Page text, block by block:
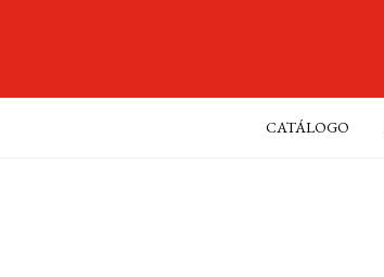
CATÁLOGO